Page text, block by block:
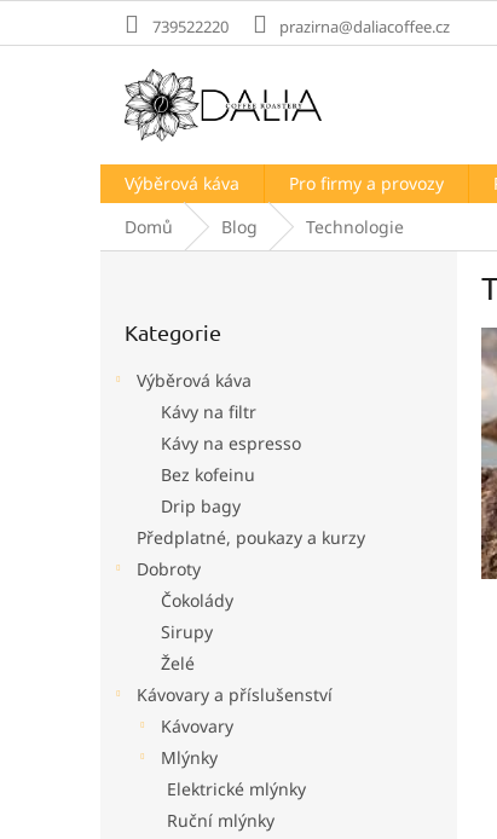
739522220 prazirna@daliacoffee.cz
Výběrová káva Pro firmy a provozy
Domů
Blog Technologie
kategorie
Kategorie
Výběrová káva
Kávy na filtr
Kávy na espresso
Bez kofeinu
Drip bagy
Předplatné, poukazy a kurzy
Dobroty
Čokolády
Sirupy
Želé
Kávovary a příslušenství
Kávovary
Mlýnky
Elektrické mlýnky
Ruční mlýnky
V
ý
p
i
s
č
l
á
n
k